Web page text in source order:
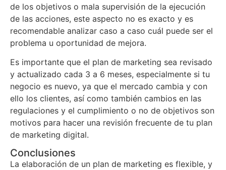
de los objetivos o mala supervisión de la ejecución
de las acciones, este aspecto no es exacto y es
recomendable analizar caso a caso cuál puede ser el
problema u oportunidad de mejora.
Es importante que el plan de marketing sea revisado
y actualizado cada 3 a 6 meses, especialmente si tu
negocio es nuevo, ya que el mercado cambia y con
ello los clientes, así como también cambios en las
regulaciones y el cumplimiento o no de objetivos son
motivos para hacer una revisión frecuente de tu plan
de marketing digital.
Conclusiones
La elaboración de un plan de marketing es flexible, y